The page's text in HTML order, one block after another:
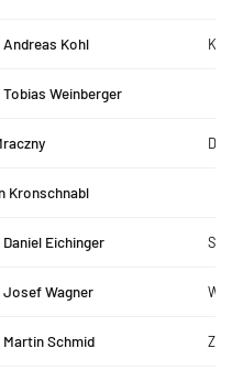
Andreas Kohl
Tobias Weinberger
Kronschnabl
Daniel Eichinger
Josef Wagner
Martin Schmid ZF